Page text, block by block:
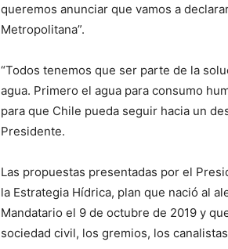
queremos anunciar que vamos a
Metropolitana”.
“Todos tenemos que ser parte de la
agua. Primero el agua para consumo
para que Chile pueda seguir hacia un
Presidente.
Las propuestas presentadas por el
la Estrategia Hídrica, plan que nació al
Mandatario el 9 de octubre de 2019 y
sociedad civil, los gremios, los